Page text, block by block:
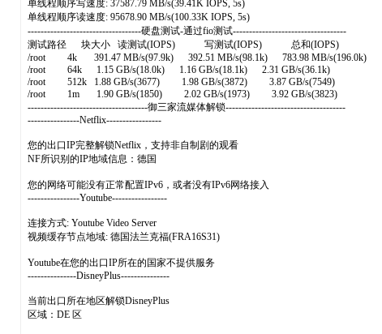
单线程顺序写速度: 37587.79 MB/s(39.41K IOPS, 5s)
单线程顺序读速度: 95678.90 MB/s(100.33K IOPS, 5s)
-----------------------------------硬盘测试-通过fio测试-----------------------------------
测试路径 块大小 读测试(IOPS) 写测试(IOPS) 总和(IOPS)
/root 4k 391.47 MB/s(97.9k) 392.51 MB/s(98.1k) 783.98 MB/s(196.0k)
/root 64k 1.15 GB/s(18.0k) 1.16 GB/s(18.1k) 2.31 GB/s(36.1k)
/root 512k 1.88 GB/s(3677) 1.98 GB/s(3872) 3.87 GB/s(7549)
/root 1m 1.90 GB/s(1850) 2.02 GB/s(1973) 3.92 GB/s(3823)
-------------------------------------御三家流媒体解锁-------------------------------------
----------------Netflix-----------------
您的出口IP完整解锁Netflix，支持非自制剧的观看
NF所识别的IP地域信息：德国
您的网络可能没有正常配置IPv6，或者没有IPv6网络接入
----------------Youtube-----------------
连接方式: Youtube Video Server
视频缓存节点地域: 德国法兰克福(FRA16S31)
Youtube在您的出口IP所在的国家不提供服务
---------------DisneyPlus---------------
当前出口所在地区解锁DisneyPlus
区域：DE 区